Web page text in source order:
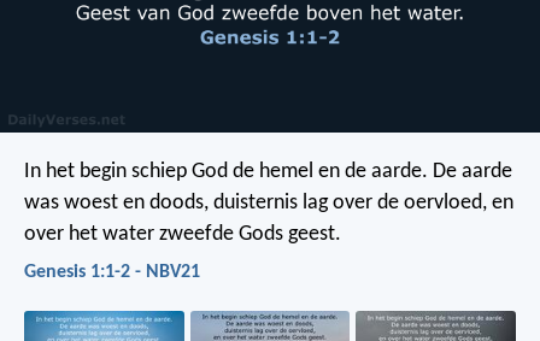
In het begin schiep God de hemel en de aarde. De aarde
was woest en doods, duisternis lag over de oervloed, en
over het water zweefde Gods geest.
Genesis 1:1-2 - NBV21